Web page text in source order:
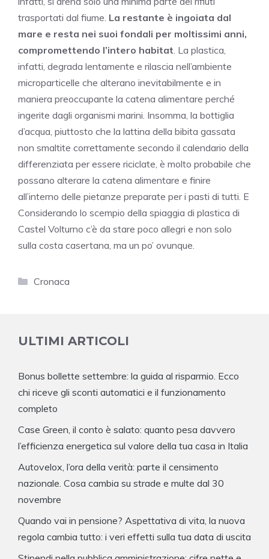
trasportati dal fiume. La restante è ingoiata dal
mare e resta nei suoi fondali per moltissimi anni,
compromettendo l’intero habitat. La plastica,
infatti, degrada lentamente e rilascia nell’ambiente
microparticelle che alterano inevitabilmente e in
maniera preoccupante la catena alimentare perché
ingerite dagli organismi marini. Insomma, la bottiglia
d’acqua, piuttosto che la lattina della bibita gassata
non smaltite correttamente secondo il calendario della
differenziata per essere riciclate, è molto probabile che
possano alterare la catena alimentare e finire
all’interno delle pietanze preparate per i pasti di tutti. E
Considerando lo scempio della spiaggia di plastica di
Castel Volturno c’è da stare poco allegri e non solo
sulla costa casertana, ma un po’ ovunque.
Categorie
Cronaca
ULTIMI ARTICOLI
Bonus bollette settembre: la guida al risparmio. Ecco
chi riceve gli sconti automatici e il funzionamento
completo
Case Green, il conto è salato: quanto pesa davvero
l’efficienza energetica sul valore della tua casa in Italia
Autovelox, l’ora della verità: parte il censimento
nazionale. Cosa cambia su strade e multe dal 30
novembre
Quando vai in pensione? Aspettativa di vita, la nuova
regola cambia tutto: i veri effetti sulla tua data di uscita